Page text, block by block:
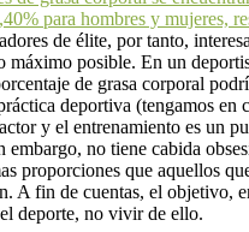
para hombres y mujeres,
de élite, por tanto,
máximo posible. En un
de grasa corporal
deportiva (tengamos en
y el entrenamiento es un
embargo, no tiene cabida
proporciones que aquellos
A fin de cuentas, el objetivo,
deporte, no vivir de ello.